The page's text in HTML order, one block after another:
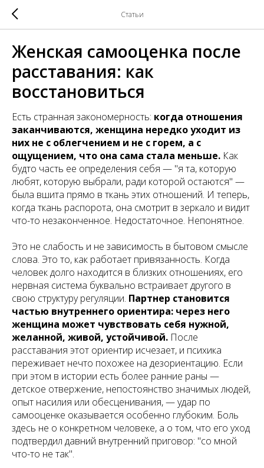
Статьи
Женская самооценка после
расставания: как
восстановиться
Есть странная закономерность: когда отношения
заканчиваются, женщина нередко уходит из
них не с облегчением и не с горем, а с
ощущением, что она сама стала меньше. Как
будто часть ее определения себя — "я та, которую
любят, которую выбрали, ради которой остаются" —
была вшита прямо в ткань этих отношений. И теперь,
когда ткань распорота, она смотрит в зеркало и видит
что-то незаконченное. Недостаточное. Непонятное.
Это не слабость и не зависимость в бытовом смысле
слова. Это то, как работает привязанность. Когда
человек долго находится в близких отношениях, его
нервная система буквально встраивает другого в
свою структуру регуляции. Партнер становится
частью внутреннего ориентира: через него
женщина может чувствовать себя нужной,
желанной, живой, устойчивой. После
расставания этот ориентир исчезает, и психика
переживает нечто похожее на дезориентацию. Если
при этом в истории есть более ранние раны —
детское отвержение, непостоянство значимых людей,
опыт насилия или обесценивания, — удар по
самооценке оказывается особенно глубоким. Боль
здесь не о конкретном человеке, а о том, что его уход
подтвердил давний внутренний приговор: "со мной
что-то не так".